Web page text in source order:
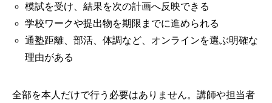
模試を受け、結果を次の計画へ反映できる
学校ワークや提出物を期限までに進められる
通塾距離、部活、体調など、オンラインを選ぶ明確な
理由がある
全部を本人だけで行う必要はありません。講師や担当者